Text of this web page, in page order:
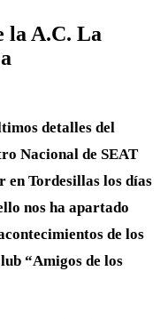
la A.C. La
detalles del
Nacional de SEAT
en Tordesillas los días
nos ha apartado
de los
“Amigos de los